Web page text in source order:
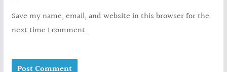
Save my name, email, and website in this browser for the
next time I comment.